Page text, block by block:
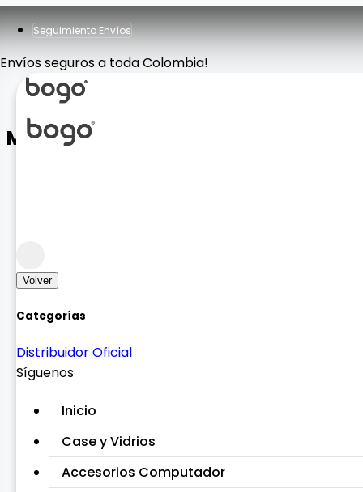
Seguimiento Envíos
Envíos seguros a toda Colombia!
Volver
Categorías
Distribuidor Oficial
Síguenos
Inicio
Case y Vidrios
Accesorios Computador
MANOS LIBRES 5G DISEÑO